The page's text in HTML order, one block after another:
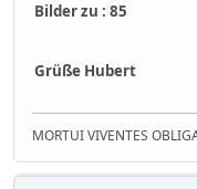
Bilder zu : 85
Grüße Hubert
MORTUI VIVENTES